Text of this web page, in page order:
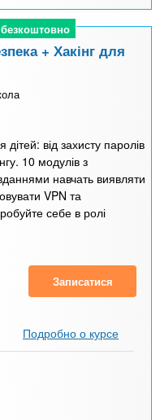
+ Хакінг для
дітей: від захисту паролів
10 модулів з
навчать виявляти
VPN та
себе в ролі
Записатися
Подробно о курсе